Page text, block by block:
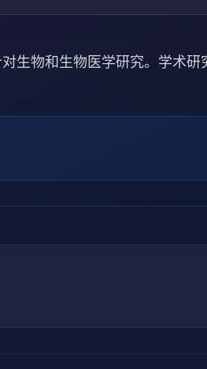
生物和生物医学研究。学术研